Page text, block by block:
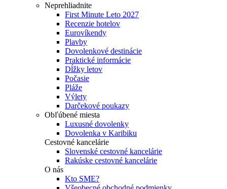
Neprehliadnite
First Minute Leto 2027
Recenzie hotelov
Eurovíkendy
Plavby
Dovolenkové destinácie
Praktické informácie
Dĺžky letov
Počasie
Pláže
Výlety
Darčekové poukazy
Obľúbené miesta
Luxusné dovolenky
Dovolenka v Karibiku
Cestovné kancelárie
Slovenské cestovné kancelárie
Rakúske cestovné kancelárie
O nás
Kto SME?